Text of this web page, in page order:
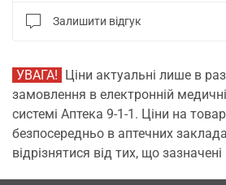
Залишити відгук
УВАГА! Ціни актуальні лише в
замовлення в електронній
системі Аптека 9-1-1. Ціни на
безпосередньо в аптечних
відрізнятися від тих, що зазначені